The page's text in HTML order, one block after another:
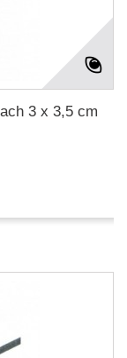
3 x 3,5 cm